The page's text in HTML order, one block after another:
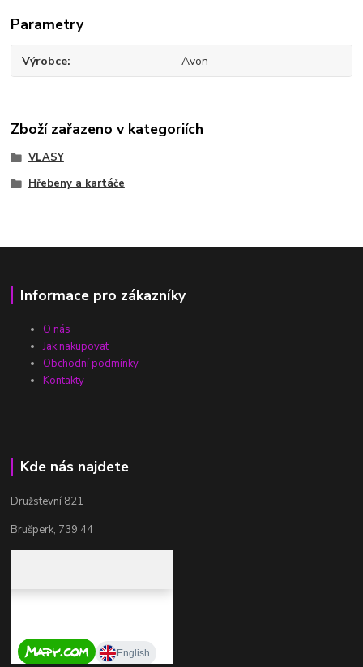
Parametry
Výrobce Avon
Zboží zařazeno v kategoriích
VLASY
Hřebeny a kartáče
Informace pro zákazníky
O nás
Jak nakupovat
Obchodní podmínky
Kontakty
Kde nás najdete
Družstevní 821
Brušperk, 739 44